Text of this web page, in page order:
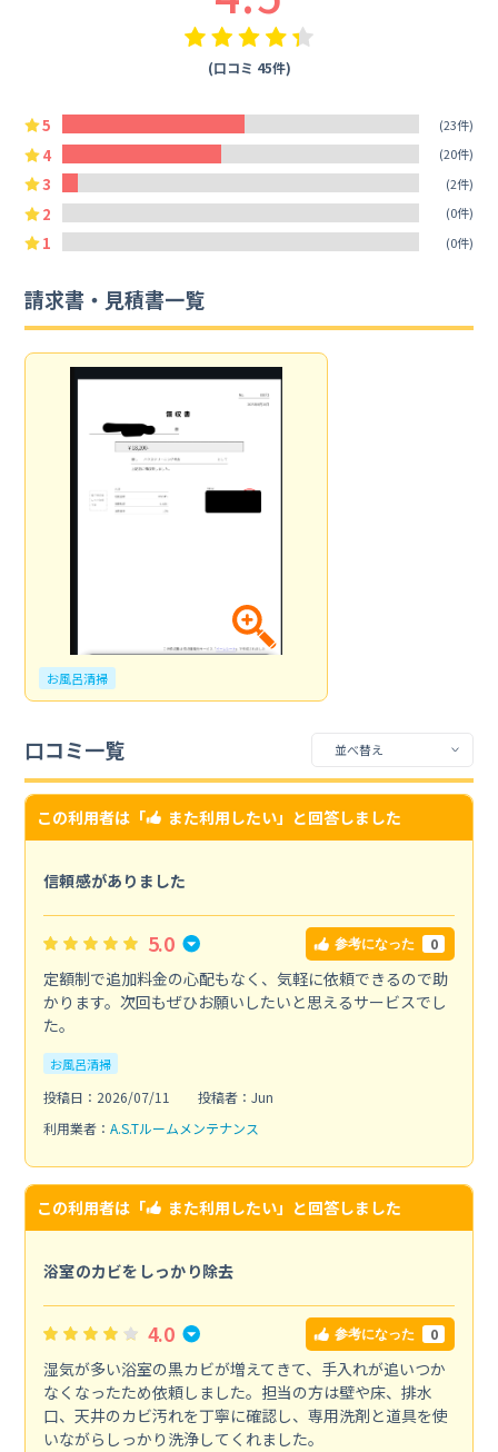
(口コミ 45件)
5 (23件)
4 (20件)
3 (2件)
2 (0件)
1 (0件)
請求書・見積書一覧
お風呂清掃
口コミ一覧
この利用者は「 また利用したい」と回答しました
信頼感がありました
5.0 参考になった 0
定額制で追加料金の心配もなく、気軽に依頼できるので助
かります。次回もぜひお願いしたいと思えるサービスでし
た。
お風呂清掃
投稿日：2026/07/11
投稿者：Jun
利用業者： A.S.Tルームメンテナンス
この利用者は「 また利用したい」と回答しました
浴室のカビをしっかり除去
4.0 参考になった 0
湿気が多い浴室の黒カビが増えてきて、手入れが追いつか
なくなったため依頼しました。担当の方は壁や床、排水
口、天井のカビ汚れを丁寧に確認し、専用洗剤と道具を使
いながらしっかり洗浄してくれました。